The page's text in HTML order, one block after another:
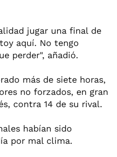
jugar una final de
aquí. No tengo
perder", añadió.
más de siete horas,
no forzados, en gran
contra 14 de su rival.
habían sido
por mal clima.